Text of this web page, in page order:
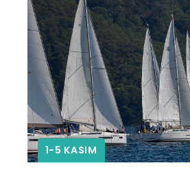
1-5 KASIM